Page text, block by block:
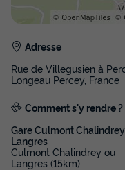
Adresse
Rue de Villegusien à
Longeau Percey, France
Comment s'y rendre ?
Gare Culmont
Langres
Culmont Chalindrey ou
Langres (15km)